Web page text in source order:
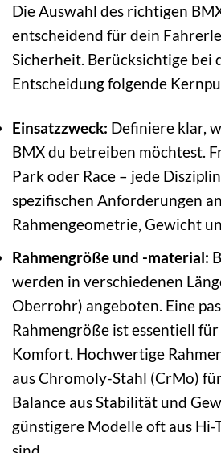
Die Auswahl des richtigen
entscheidend für dein
Sicherheit. Berücksichtige bei
Entscheidung folgende
Einsatzzweck: Definiere klar,
BMX du betreiben möchtest.
Park oder Race – jede
spezifischen Anforderungen an
Rahmengeometrie, Gewicht
Rahmengröße und -material:
werden in verschiedenen
Oberrohr) angeboten. Eine
Rahmengröße ist essentiell
Komfort. Hochwertige
aus Chromoly-Stahl (CrMo)
Balance aus Stabilität und
günstigere Modelle oft aus